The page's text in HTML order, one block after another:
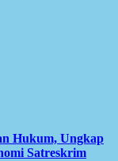
Hukum, Ungkap
Satreskrim